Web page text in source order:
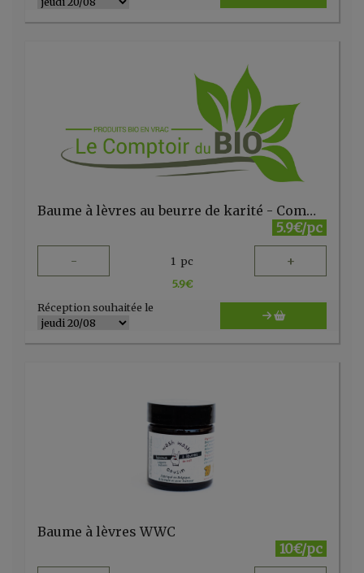
Baume à lèvres au beurre de karité - Comme Avant
5.9€/pc
- 1 pc +
5.9€
Réception souhaitée le
Baume à lèvres WWC
10€/pc